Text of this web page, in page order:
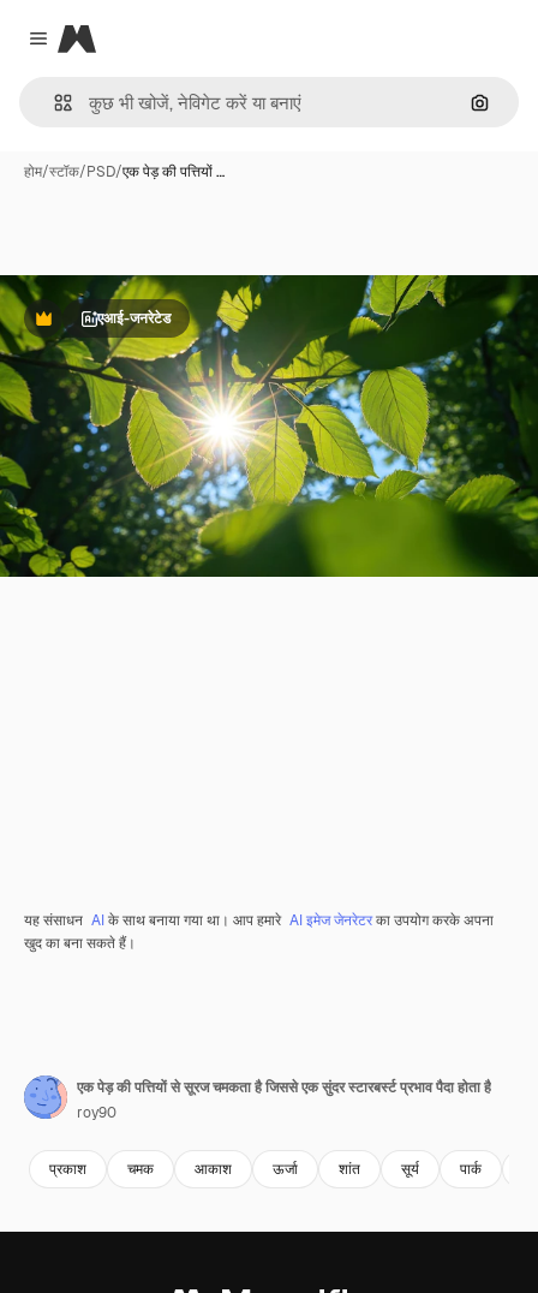
Close menu
Magnific
इमेज से
होम/स्टॉक/PSD/एक पेड़ की पत्तियों …
Premiumएआई-जनरेटेड
यह संसाधन AIके साथ बनाया गया था। आप हमारे AI इमेज जेनरेटरका उपयोग करके अपना
खुद का बना सकते हैं।
एक पेड़ की पत्तियों से सूरज चमकता है जिससे एक सुंदर स्टारबर्स्ट प्रभाव पैदा होता है
roy90
प्रकाश चमक आकाश ऊर्जा शांत सूर्य पार्क